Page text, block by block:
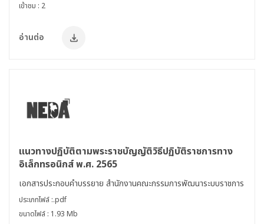
เข้าชม : 2
อ่านต่อ
แนวทางปฏิบัติตามพระราชบัญญัติวิธีปฏิบัติราชการทาง
อิเล็กทรอนิกส์ พ.ศ. 2565
เอกสารประกอบคำบรรยาย สำนักงานคณะกรรมการพัฒนาระบบราชการ
ประเภทไฟล์ :.pdf
ขนาดไฟล์ : 1.93 Mb